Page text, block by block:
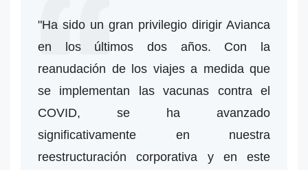
"Ha sido un gran privilegio dirigir Avianca
en los últimos dos años. Con la
reanudación de los viajes a medida que
se implementan las vacunas contra el
COVID, se ha avanzado
significativamente en nuestra
reestructuración corporativa y en este